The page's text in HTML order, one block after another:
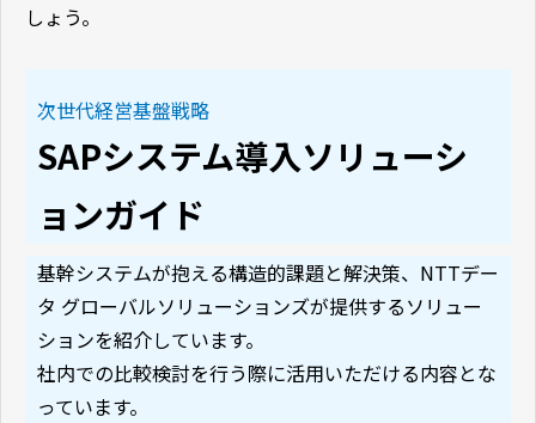
しょう。
次世代経営基盤戦略
SAPシステム導入ソリューシ
ョンガイド
基幹システムが抱える構造的課題と解決策、NTTデー
タ グローバルソリューションズが提供するソリュー
ションを紹介しています。
社内での比較検討を行う際に活用いただける内容とな
っています。